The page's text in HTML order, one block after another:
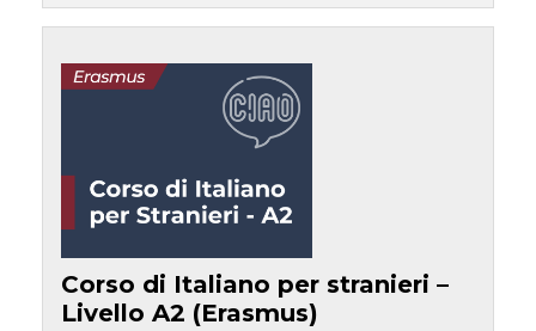
Corso di Italiano per stranieri –
Livello A2 (Erasmus)